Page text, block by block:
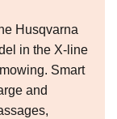
Husqvarna
in the X-line
Smart
and